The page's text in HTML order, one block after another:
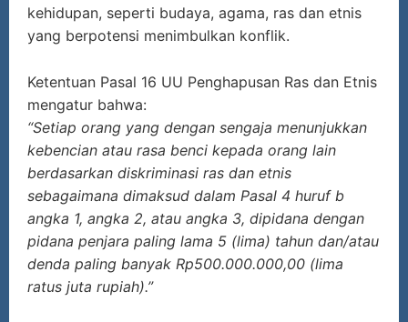
kehidupan, seperti budaya, agama, ras dan etnis
yang berpotensi menimbulkan konflik.
Ketentuan Pasal 16 UU Penghapusan Ras dan Etnis
mengatur bahwa:
“Setiap orang yang dengan sengaja menunjukkan
kebencian atau rasa benci kepada orang lain
berdasarkan diskriminasi ras dan etnis
sebagaimana dimaksud dalam Pasal 4 huruf b
angka 1, angka 2, atau angka 3, dipidana dengan
pidana penjara paling lama 5 (lima) tahun dan/atau
denda paling banyak Rp500.000.000,00 (lima
ratus juta rupiah).”